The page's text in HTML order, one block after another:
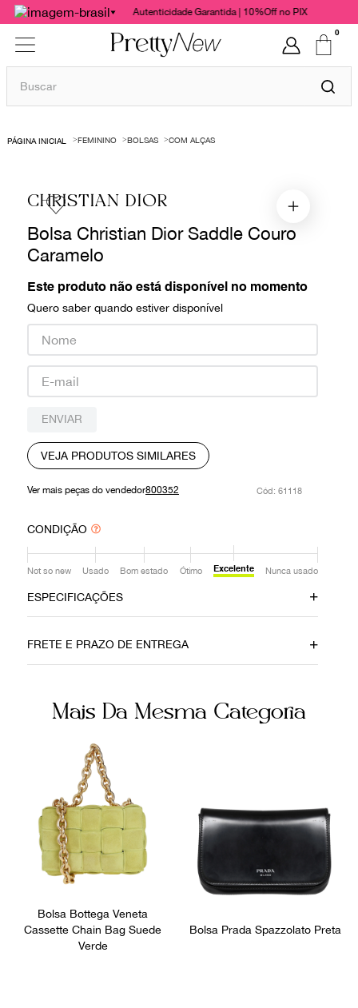
Autenticidade Garantida | 10%Off no PIX
0
Buscar
FEMININO BOLSAS COM ALÇAS
CHRISTIAN DIOR
Bolsa Christian Dior Saddle Couro
Caramelo
Este produto não está disponível no momento
Quero saber quando estiver disponível
ENVIAR
VEJA PRODUTOS SIMILARES
Ver mais peças do vendedor800352 : 61118
CONDIÇÃO
Not so new Usado Bom estado Ótimo Excelente Nunca usado
ESPECIFICAÇÕES
30092019 Couro
Caramelo Velcro
Número de Série
FRETE E PRAZO DE ENTREGA
Mais Da Mesma Categoria
Bolsa Bottega Veneta
Cassette Chain Bag Suede
Verde
Bolsa Prada Spazzolato Preta
1º
bolsas
chanel
vestido
gucci
valentino
paula raia
burberry
louis vuitton
prada